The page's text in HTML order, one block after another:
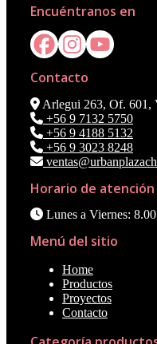
Encuéntranos en
Contacto
Arlegui 263, Of. 601,
+56 9 7132 5750
+56 9 4188 5132
+56 9 3023 8248
Horario de atención
Lunes a Viernes:
Menú del sitio
Home
Productos
Proyectos
Contacto